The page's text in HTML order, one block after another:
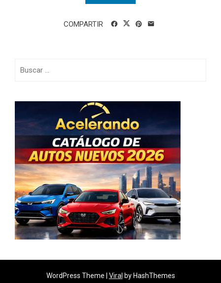
COMPARTIR
WordPress Theme | Viral by HashThemes